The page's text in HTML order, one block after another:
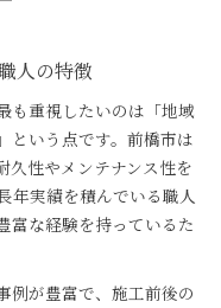
人の特徴
も重視したいのは「地域
という点です。前橋市は
久性やメンテナンス性を
年実績を積んでいる職人
富な経験を持っているた
例が豊富で、施工前後の